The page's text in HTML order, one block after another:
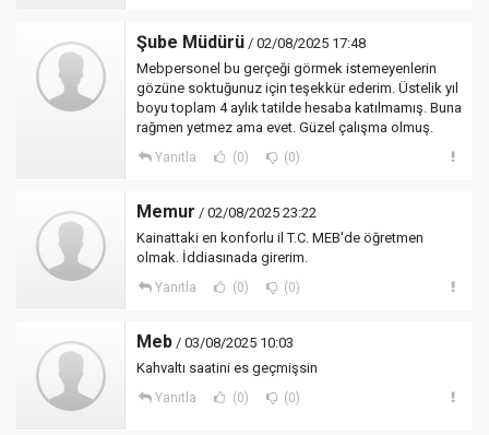
Şube Müdürü / 02/08/2025 17:48
Mebpersonel bu gerçeği görmek istemeyenlerin
gözüne soktuğunuz için teşekkür ederim. Üstelik yıl
boyu toplam 4 aylık tatilde hesaba katılmamış. Buna
rağmen yetmez ama evet. Güzel çalışma olmuş.
Yanıtla (0) (0)
Memur / 02/08/2025 23:22
Kainattaki en konforlu il T.C. MEB'de öğretmen
olmak. İddiasınada girerim.
Yanıtla (0) (0)
Meb / 03/08/2025 10:03
Kahvaltı saatini es geçmişsin
Yanıtla (0) (0)